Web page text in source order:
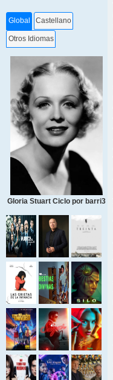
Global Castellano
Otros Idiomas
Gloria Stuart Ciclo por barri3